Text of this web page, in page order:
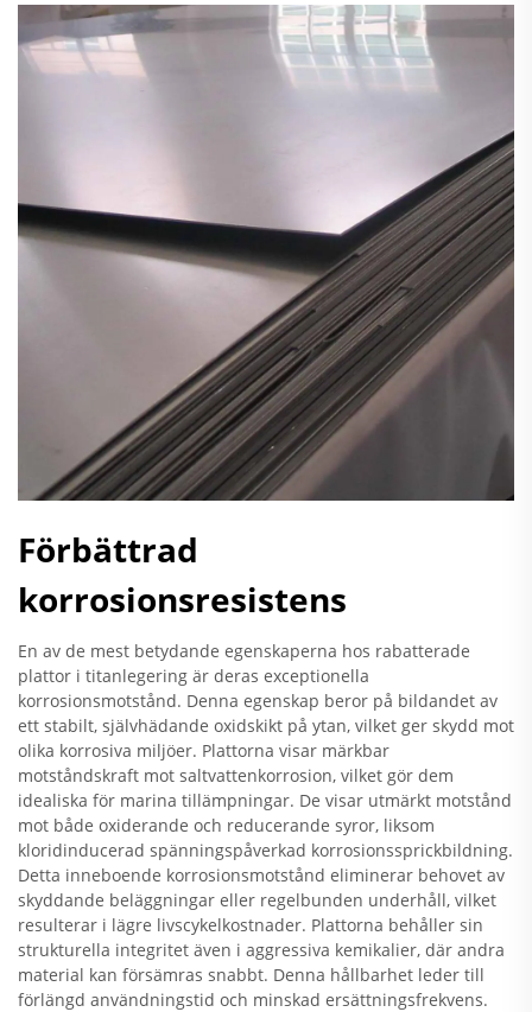
Förbättrad
korrosionsresistens
En av de mest betydande egenskaperna hos rabatterade
plattor i titanlegering är deras exceptionella
korrosionsmotstånd. Denna egenskap beror på bildandet av
ett stabilt, självhädande oxidskikt på ytan, vilket ger skydd mot
olika korrosiva miljöer. Plattorna visar märkbar
motståndskraft mot saltvattenkorrosion, vilket gör dem
idealiska för marina tillämpningar. De visar utmärkt motstånd
mot både oxiderande och reducerande syror, liksom
kloridinducerad spänningspåverkad korrosionssprickbildning.
Detta inneboende korrosionsmotstånd eliminerar behovet av
skyddande beläggningar eller regelbunden underhåll, vilket
resulterar i lägre livscykelkostnader. Plattorna behåller sin
strukturella integritet även i aggressiva kemikalier, där andra
material kan försämras snabbt. Denna hållbarhet leder till
förlängd användningstid och minskad ersättningsfrekvens.